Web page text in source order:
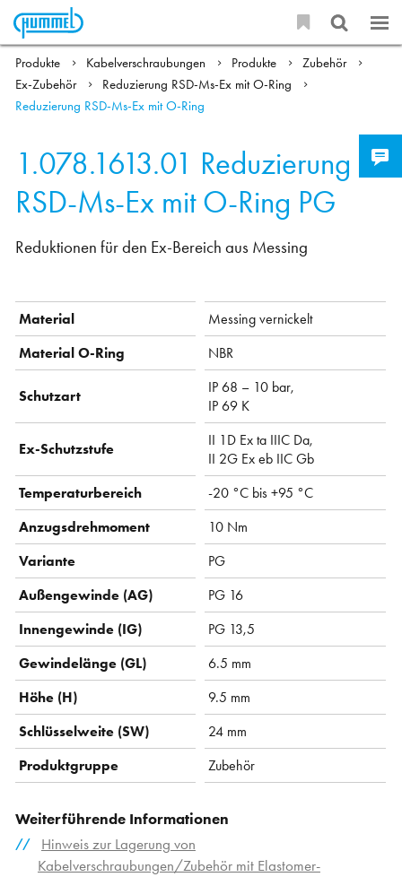
Produkte Kabelverschraubungen Produkte
Zubehör
Ex-Zubehör
Reduzierung RSD-Ms-Ex mit O-Ring
Reduzierung RSD-Ms-Ex mit O-Ring
1.078.1613.01 Reduzierung
RSD-Ms-Ex mit O-Ring PG
Reduktionen für den Ex-Bereich aus Messing
Material
Messing vernickelt
Material O-Ring
NBR
Schutzart
IP 68 – 10 bar,
IP 69 K
Ex-Schutzstufe
II 1D Ex ta IIIC Da,
II 2G Ex eb IIC Gb
Temperaturbereich
-20 °C bis +95 °C
Anzugsdrehmoment
10 Nm
Variante
PG
Außengewinde (AG)
PG 16
Innengewinde (IG)
PG 13,5
Gewindelänge (GL)
6.5 mm
Höhe (H)
9.5 mm
Schlüsselweite (SW)
24 mm
Produktgruppe
Zubehör
Weiterführende Informationen
Hinweis zur Lagerung von
Kabelverschraubungen/Zubehör mit Elastomer-